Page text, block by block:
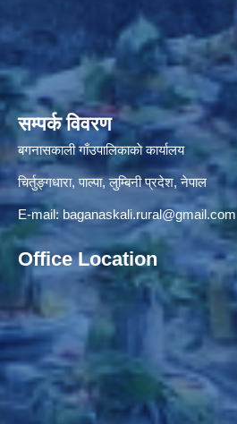
सम्पर्क विवरण
बगनासकाली गाँउपालिकाकाे कार्यालय
चिर्तुङ्गधारा, पाल्पा, लुम्बिनी प्रदेश, नेपाल
E-mail: baganaskali.rural@gmail.com
Office Location